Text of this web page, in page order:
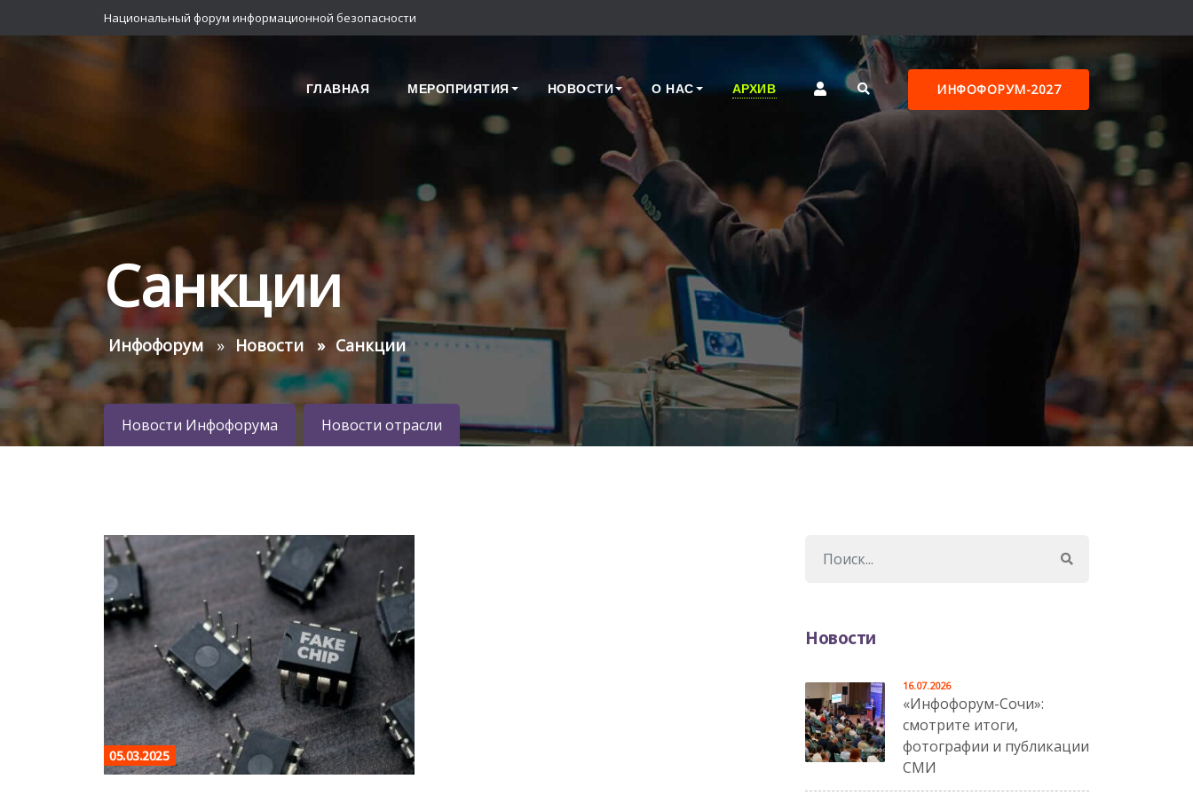
Национальный форум информационной безопасности
ГЛАВНАЯ МЕРОПРИЯТИЯ НОВОСТИ О НАС АРХИВ ИНФОФОРУМ-2027
Санкции
Инфофорум Новости Санкции
Новости Инфофорума Новости отрасли
05.03.2025
Новости
«Инфофорум-Сочи»:
смотрите итоги,
фотографии и публикации
СМИ
16.07.2026